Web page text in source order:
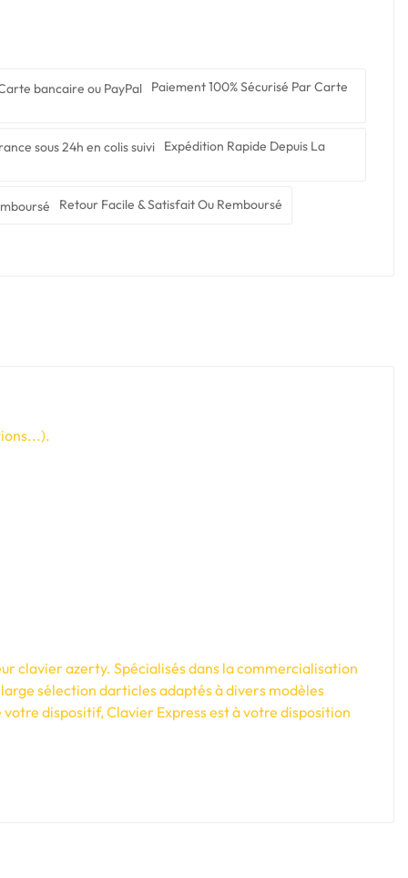
Paiement 100% Sécurisé Par Carte
Expédition Rapide Depuis La
Retour Facile & Satisfait Ou Remboursé
clavier azerty. Spécialisés dans la commercialisation
sélection darticles adaptés à divers modèles
dispositif, Clavier Express est à votre disposition